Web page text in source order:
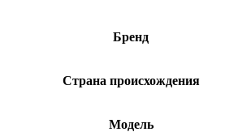
Бренд
Страна происхождения
Модель